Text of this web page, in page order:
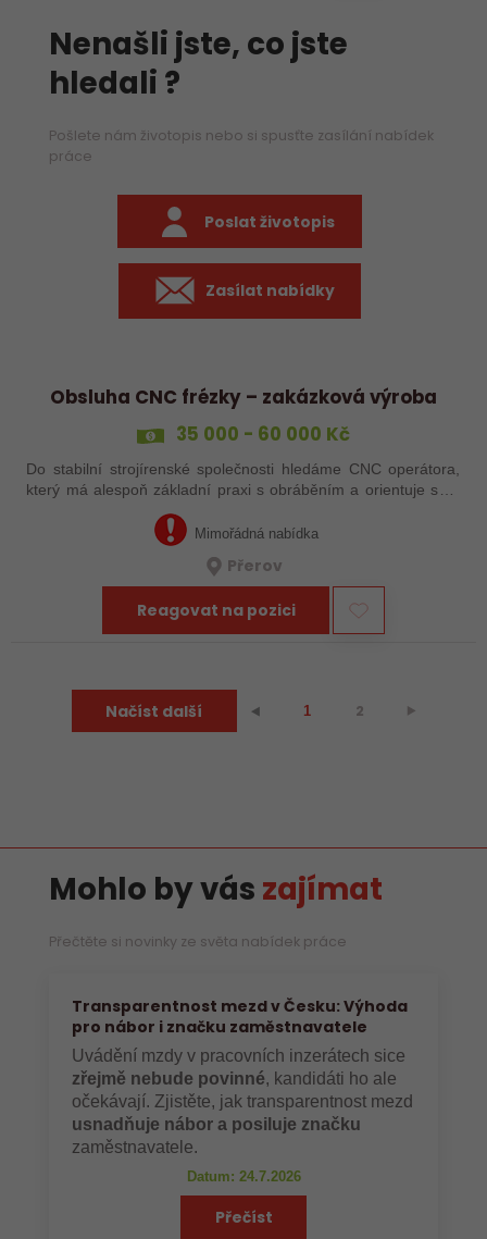
Nenašli jste, co jste
hledali ?
Pošlete nám životopis nebo si spusťte zasílání nabídek
práce
Poslat životopis
Zasílat nabídky
Obsluha CNC frézky – zakázková výroba
35 000 - 60 000 Kč
Do stabilní strojírenské společnosti hledáme CNC operátora,
který má alespoň základní praxi s obráběním a orientuje se v
technické dokumentaci. Nemusíte mít za sebou roky
zkušeností – důležité je, že…Mimořádná nabídka
Přerov
Reagovat na pozici
Načíst další ⯇ 1 2 ⯈
Mohlo by vás zajímat
Přečtěte si novinky ze světa nabídek práce
Transparentnost mezd v Česku: Výhoda
pro nábor i značku zaměstnavatele
Uvádění mzdy v pracovních inzerátech sice
zřejmě nebude povinné, kandidáti ho ale
očekávají. Zjistěte, jak transparentnost mezd
usnadňuje nábor a posiluje značku
zaměstnavatele.
Datum: 24.7.2026
Přečíst